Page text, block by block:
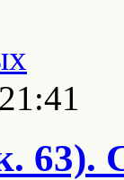
63).